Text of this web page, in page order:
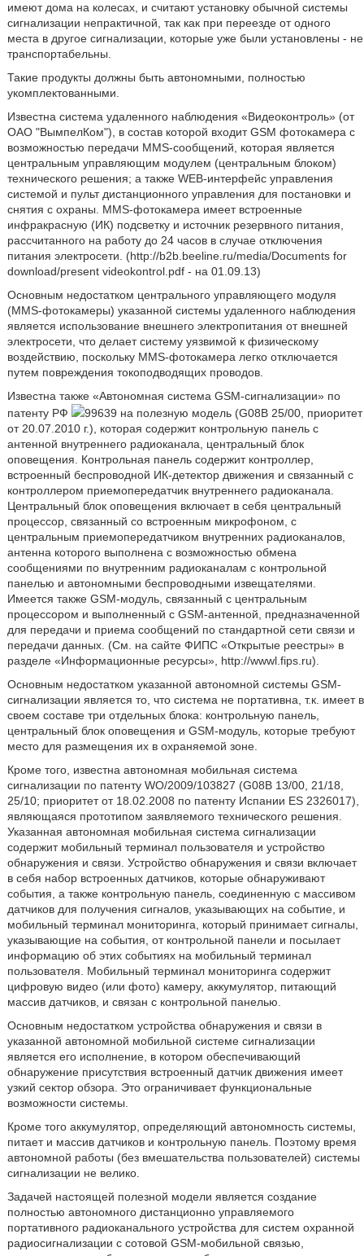
имеют дома на колесах, и считают установку обычной системы
сигнализации непрактичной, так как при переезде от одного
места в другое сигнализации, которые уже были установлены - не
транспортабельны.
Такие продукты должны быть автономными, полностью
укомплектованными.
Известна система удаленного наблюдения «Видеоконтроль» (от
ОАО "ВымпелКом"), в состав которой входит GSM фотокамера с
возможностью передачи MMS-сообщений, которая является
центральным управляющим модулем (центральным блоком)
технического решения; а также WEB-интерфейс управления
системой и пульт дистанционного управления для постановки и
снятия с охраны. MMS-фотокамера имеет встроенные
инфракрасную (ИК) подсветку и источник резервного питания,
рассчитанного на работу до 24 часов в случае отключения
питания электросети. (http://b2b.beeline.ru/media/Documents for
download/present videokontrol.pdf - на 01.09.13)
Основным недостатком центрального управляющего модуля
(MMS-фотокамеры) указанной системы удаленного наблюдения
является использование внешнего электропитания от внешней
электросети, что делает систему уязвимой к физическому
воздействию, поскольку MMS-фотокамера легко отключается
путем повреждения токоподводящих проводов.
Известна также «Автономная система GSM-сигнализации» по
патенту РФ
99639 на полезную модель (G08B 25/00, приоритет
от 20.07.2010 г.), которая содержит контрольную панель с
антенной внутреннего радиоканала, центральный блок
оповещения. Контрольная панель содержит контроллер,
встроенный беспроводной ИК-детектор движения и связанный с
контроллером приемопередатчик внутреннего радиоканала.
Центральный блок оповещения включает в себя центральный
процессор, связанный со встроенным микрофоном, с
центральным приемопередатчиком внутренних радиоканалов,
антенна которого выполнена с возможностью обмена
сообщениями по внутренним радиоканалам с контрольной
панелью и автономными беспроводными извещателями.
Имеется также GSM-модуль, связанный с центральным
процессором и выполненный с GSM-антенной, предназначенной
для передачи и приема сообщений по стандартной сети связи и
передачи данных. (См. на сайте ФИПС «Открытые реестры» в
разделе «Информационные ресурсы», http://wwwl.fips.ru).
Основным недостатком указанной автономной системы GSM-
сигнализации является то, что система не портативна, т.к. имеет в
своем составе три отдельных блока: контрольную панель,
центральный блок оповещения и GSM-модуль, которые требуют
место для размещения их в охраняемой зоне.
Кроме того, известна автономная мобильная система
сигнализации по патенту WO/2009/103827 (G08B 13/00, 21/18,
25/10; приоритет от 18.02.2008 по патенту Испании ES 2326017),
являющаяся прототипом заявляемого технического решения.
Указанная автономная мобильная система сигнализации
содержит мобильный терминал пользователя и устройство
обнаружения и связи. Устройство обнаружения и связи включает
в себя набор встроенных датчиков, которые обнаруживают
события, а также контрольную панель, соединенную с массивом
датчиков для получения сигналов, указывающих на событие, и
мобильный терминал мониторинга, который принимает сигналы,
указывающие на события, от контрольной панели и посылает
информацию об этих событиях на мобильный терминал
пользователя. Мобильный терминал мониторинга содержит
цифровую видео (или фото) камеру, аккумулятор, питающий
массив датчиков, и связан с контрольной панелью.
Основным недостатком устройства обнаружения и связи в
указанной автономной мобильной системе сигнализации
является его исполнение, в котором обеспечивающий
обнаружение присутствия встроенный датчик движения имеет
узкий сектор обзора. Это ограничивает функциональные
возможности системы.
Кроме того аккумулятор, определяющий автономность системы,
питает и массив датчиков и контрольную панель. Поэтому время
автономной работы (без вмешательства пользователей) системы
сигнализации не велико.
Задачей настоящей полезной модели является создание
полностью автономного дистанционно управляемого
портативного радиоканального устройства для систем охранной
радиосигнализации с сотовой GSM-мобильной связью,